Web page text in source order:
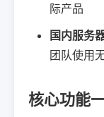
际产品
国内服务器
团队使用
核心功能